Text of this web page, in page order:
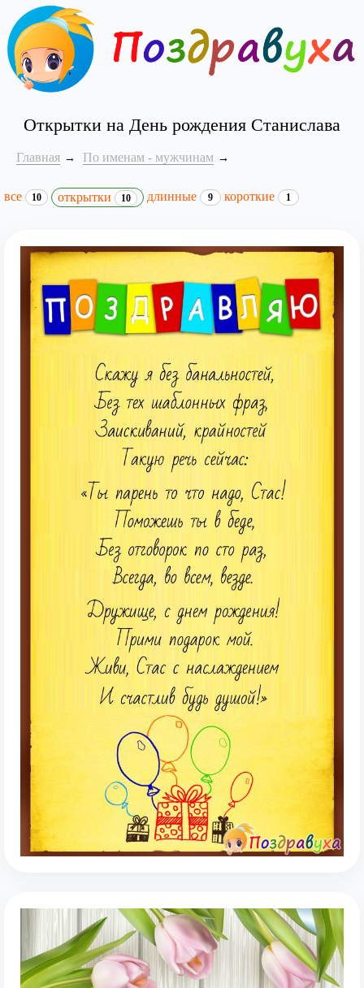
Открытки на День рождения Станислава
Главная По именам - мужчинам
все 10 открытки 10 длинные 9 короткие 1